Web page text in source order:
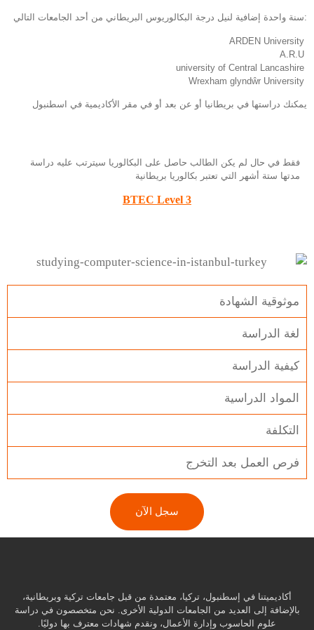
:سنة واحدة إضافية لنيل درجة البكالوريوس البريطاني من أحد الجامعات التالي
يمكنك دراستها في بريطانيا أو عن بعد أو في مقر الأكاديمية في اسطنبول
فقط في حال لم يكن الطالب حاصل على البكالوريا سيترتب عليه دراسة
مدتها ستة أشهر التي تعتبر بكالوريا بريطانية
BTEC Level 3
موثوقية الشهادة
لغة الدراسة
كيفية الدراسة
المواد الدراسية
التكلفة
فرص العمل بعد التخرج
سجل الآن
أكاديميتنا في إسطنبول، تركيا، معتمدة من قبل جامعات تركية وبريطانية،
بالإضافة إلى العديد من الجامعات الدولية الأخرى. نحن متخصصون في دراسة
علوم الحاسوب وإدارة الأعمال، ونقدم شهادات معترف بها دوليًا.